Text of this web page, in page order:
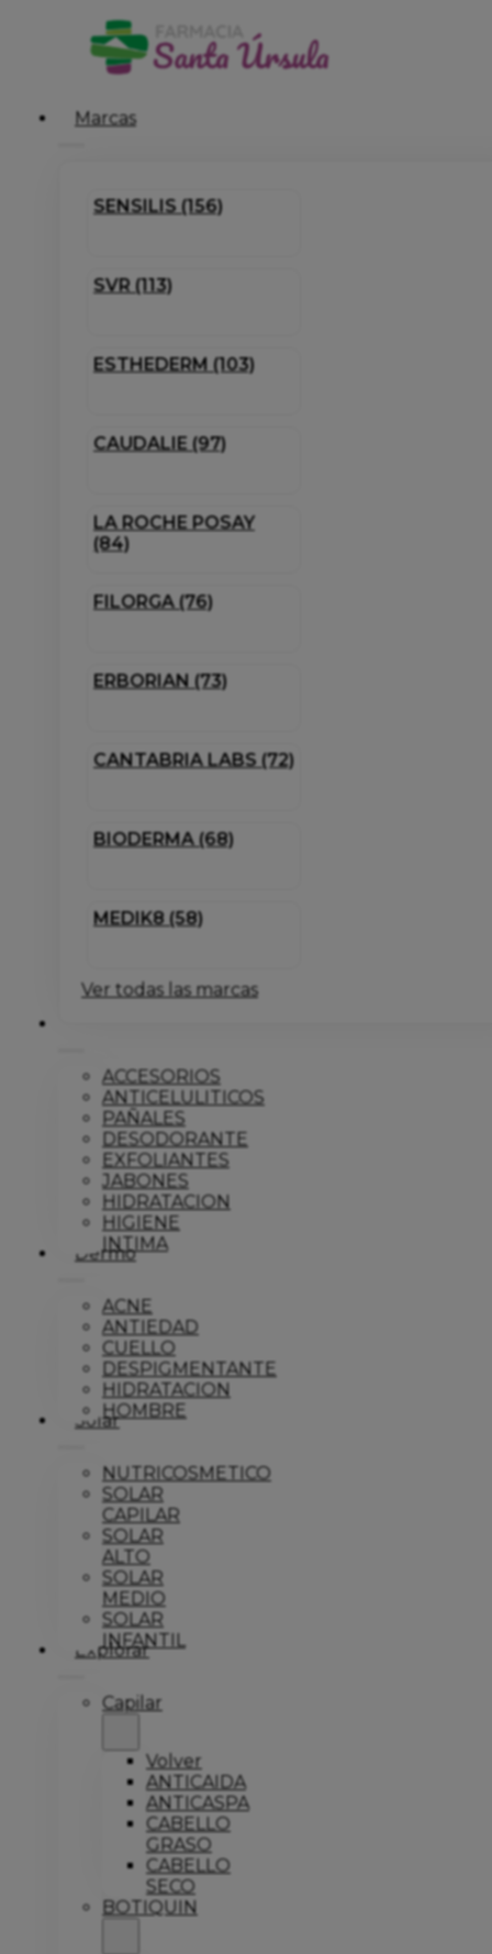
Marcas
SENSILIS (156)
SVR (113)
ESTHEDERM (103)
CAUDALIE (97)
LA ROCHE POSAY
(84)
FILORGA (76)
ERBORIAN (73)
CANTABRIA LABS (72)
BIODERMA (68)
MEDIK8 (58)
Ver todas las marcas
ACCESORIOS
ANTICELULITICOS
PAÑALES
DESODORANTE
EXFOLIANTES
JABONES
HIDRATACION
HIGIENE
INTIMA
Dermo
ACNE
ANTIEDAD
CUELLO
DESPIGMENTANTE
HIDRATACION
HOMBRE
Solar
NUTRICOSMETICO
SOLAR
CAPILAR
SOLAR
ALTO
SOLAR
MEDIO
SOLAR
INFANTIL
Explorar
Capilar
Volver
ANTICAIDA
ANTICASPA
CABELLO
GRASO
CABELLO
SECO
BOTIQUIN